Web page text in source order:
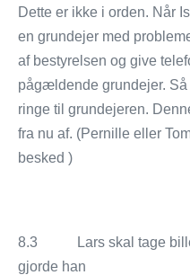
Dette er ikke i orden. Når
en grundejer med
af bestyrelsen og give
pågældende grundejer.
ringe til grundejeren.
fra nu af. (Pernille eller
besked )
8.3 Lars skal tage
gjorde han